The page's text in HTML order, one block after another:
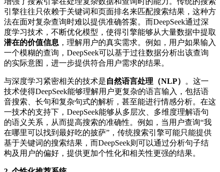
引擎往往只依赖于关键词和页面排名来匹配搜索结果，这种方
法在面对复杂查询时难以提供准确答案。而DeepSeek通过深
度学习技术，不断优化模型，使得引擎能够从大量数据中提取
潜在的价值信息 ，理解用户的真实需求。例如，用户如果输入
一个模糊的查询，DeepSeek可以基于过往数据分析出该查询
的实际意图，进一步提供符合用户需求的结果。
与深度学习紧密相关的技术是自然语言处理（NLP）
。这一
技术使得DeepSeek能够理解用户更复杂的语言输入，包括语
音搜索、长句和复杂句式的解析，甚至能进行情感分析。在这
一技术的支持下，DeepSeek能够从多层次、多维度理解语句
的语义关系，从而提高搜索的准确性。例如，当用户查询“我
在哪里可以找到最好吃的披萨”，传统搜索引擎可能只能提供
基于关键词的搜索结果，而DeepSeek则可以通过分析句子结
构及用户的偏好，提供更加个性化和相关性更强的结果。